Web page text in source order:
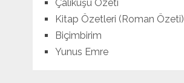
Çalıkuşu Özeti
Kitap Özetleri (Roman Özeti)
Biçimbirim
Yunus Emre